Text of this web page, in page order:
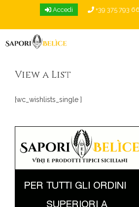
Accedi +39 375 793
View a List
[wc_wishlists_single ]